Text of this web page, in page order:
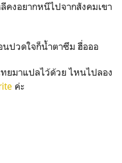
คงอยากหนีไปจากสังคมเขา
นปวดใจก็น้ำตาซึม ฮื่อออ
ยมาแปลไว้ด้วย ไหนไปลอง
ค่ะ